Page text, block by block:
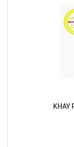
KHAY